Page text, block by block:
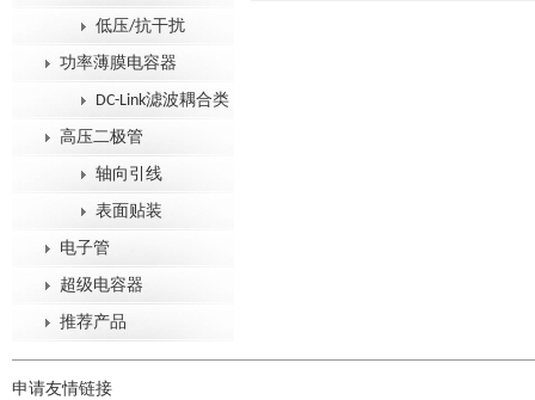
低压/抗干扰
功率薄膜电容器
DC-Link滤波耦合类
高压二极管
轴向引线
表面贴装
电子管
超级电容器
推荐产品
申请友情链接